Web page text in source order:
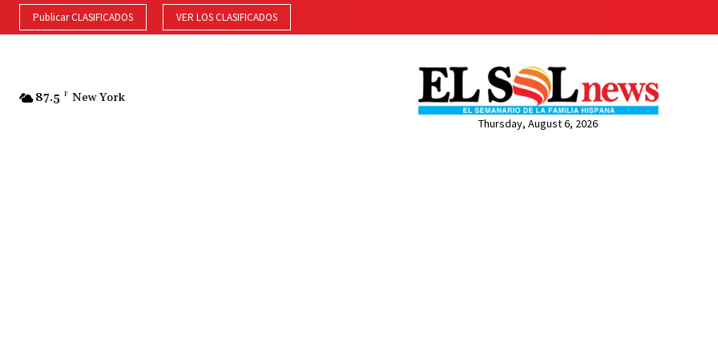
Publicar CLASIFICADOS VER LOS CLASIFICADOS
87.5 F New York
Thursday, August 6, 2026